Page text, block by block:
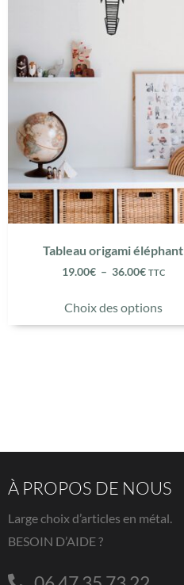
Tableau origami éléphant
19.00€ – 36.00€ TTC
Choix des options
À PROPOS DE NOUS
Large choix d’articles en métal.
BESOIN D’AIDE ?